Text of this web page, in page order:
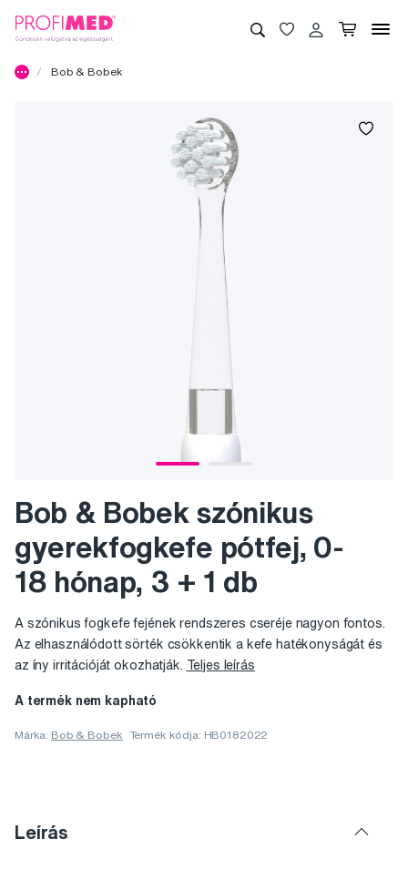
Bob & Bobek
Bob & Bobek szónikus
gyerekfogkefe pótfej, 0-
18 hónap, 3 + 1 db
A szónikus fogkefe fejének rendszeres cseréje nagyon fontos.
Az elhasználódott sörték csökkentik a kefe hatékonyságát és
az íny irritációját okozhatják. Teljes leírás
A termék nem kapható
Márka: Bob & Bobek Termék kódja: HB0182022
Leírás